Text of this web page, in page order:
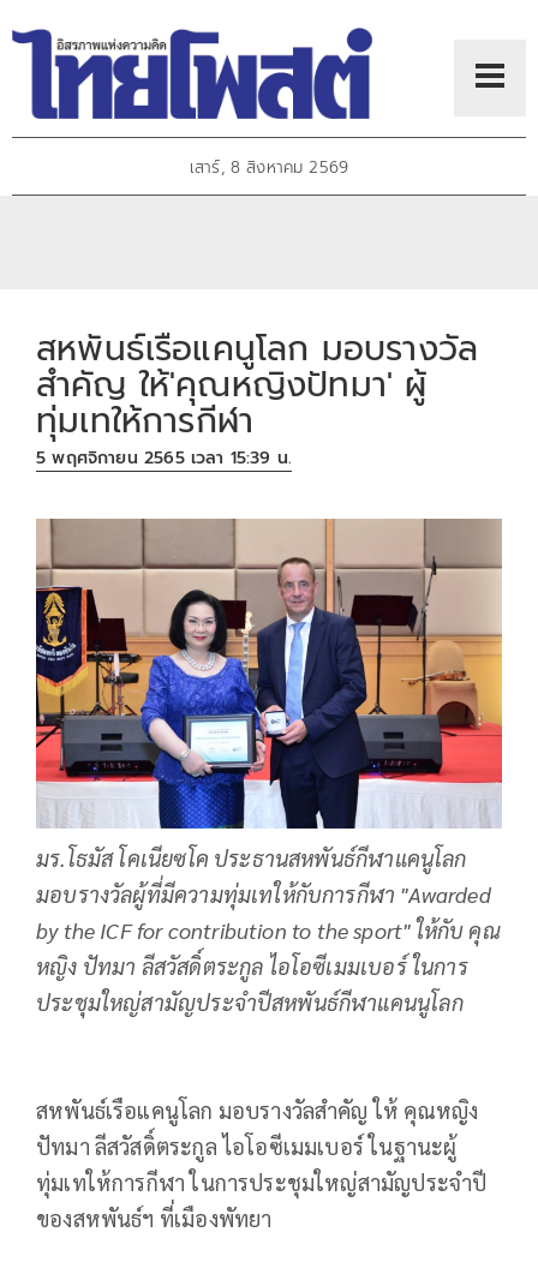
เสาร์, 8 สิงหาคม 2569
สหพันธ์เรือแคนูโลก มอบรางวัล
สำคัญ ให้'คุณหญิงปัทมา' ผู้
ทุ่มเทให้การกีฬา
5 พฤศจิกายน 2565 เวลา 15:39 น.
มร.โธมัส โคเนียซโค ประธานสหพันธ์กีฬาแคนูโลก
มอบรางวัลผู้ที่มีความทุ่มเทให้กับการกีฬา "Awarded
by the ICF for contribution to the sport" ให้กับ คุณ
หญิง ปัทมา ลีสวัสดิ์ตระกูล ไอโอซีเมมเบอร์ ในการ
ประชุมใหญ่สามัญประจำปีสหพันธ์กีฬาแคนนูโลก
สหพันธ์เรือแคนูโลก มอบรางวัลสำคัญ ให้ คุณหญิง
ปัทมา ลีสวัสดิ์ตระกูล ไอโอซีเมมเบอร์ ในฐานะผู้
ทุ่มเทให้การกีฬา ในการประชุมใหญ่สามัญประจำปี
ของสหพันธ์ฯ ที่เมืองพัทยา